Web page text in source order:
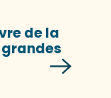
de la